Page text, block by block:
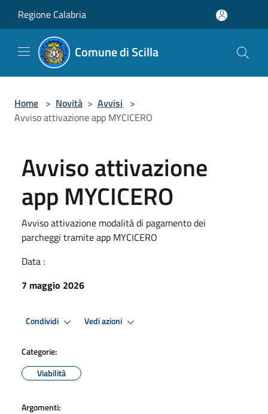
Regione Calabria
Comune di Scilla
Home > Novità > Avvisi >
Avviso attivazione app MYCICERO
Avviso attivazione
app MYCICERO
Avviso attivazione modalità di pagamento dei
parcheggi tramite app MYCICERO
Data :
7 maggio 2026
Condividi Vedi azioni
Categorie:
Viabilità
Argomenti: